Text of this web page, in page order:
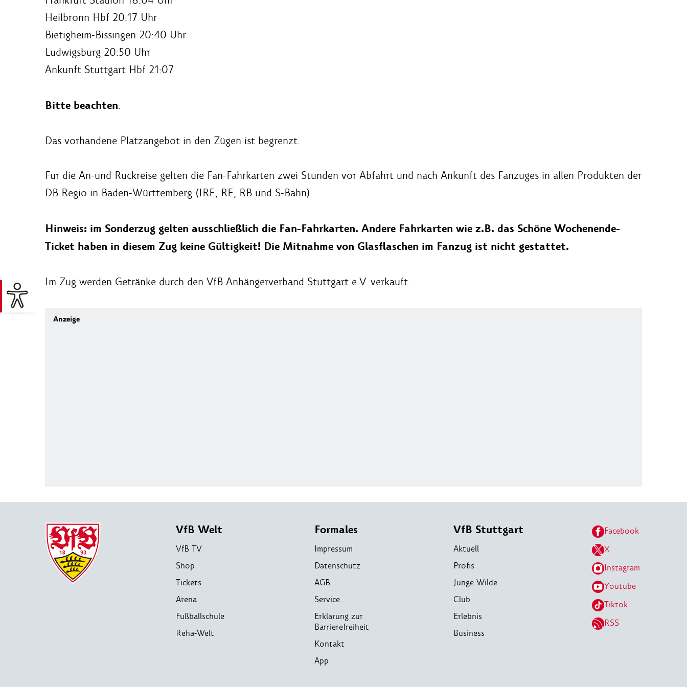
Heilbronn Hbf 20:17 Uhr
Bietigheim-Bissingen 20:40 Uhr
Ludwigsburg 20:50 Uhr
Ankunft Stuttgart Hbf 21:07
Bitte beachten:
Das vorhandene Platzangebot in den Zügen ist begrenzt.
Für die An-und Rückreise gelten die Fan-Fahrkarten zwei Stunden vor Abfahrt und nach Ankunft des Fanzuges in allen Produkten der
DB Regio in Baden-Württemberg (IRE, RE, RB und S-Bahn).
Hinweis: im Sonderzug gelten ausschließlich die Fan-Fahrkarten. Andere Fahrkarten wie z.B. das Schöne Wochenende-
Ticket haben in diesem Zug keine Gültigkeit! Die Mitnahme von Glasflaschen im Fanzug ist nicht gestattet.
Im Zug werden Getränke durch den VfB Anhängerverband Stuttgart e.V. verkauft.
VfB Welt
VfB TV
Shop
Tickets
Arena
Fußballschule
Reha-Welt
Formales
Impressum
Datenschutz
AGB
Service
Erklärung zur
Barrierefreiheit
Kontakt
App
VfB Stuttgart
Aktuell
Profis
Junge Wilde
Club
Erlebnis
Business
Facebook
X
Instagram
Youtube
Tiktok
RSS